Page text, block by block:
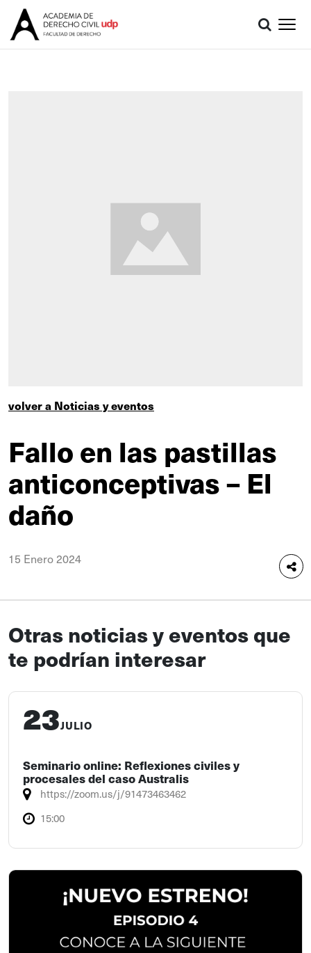
volver a Noticias y eventos
Fallo en las pastillas
anticonceptivas – El
daño
15 Enero 2024
Otras noticias y eventos que
te podrían interesar
23JULIO
Seminario online: Reflexiones civiles y
procesales del caso Australis
https://zoom.us/j/91473463462
15:00